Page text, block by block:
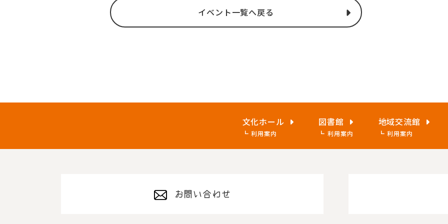
イベント一覧へ戻る
文化ホール
利用案内
図書館
利用案内
地域交流館
利用案内
お問い合わせ